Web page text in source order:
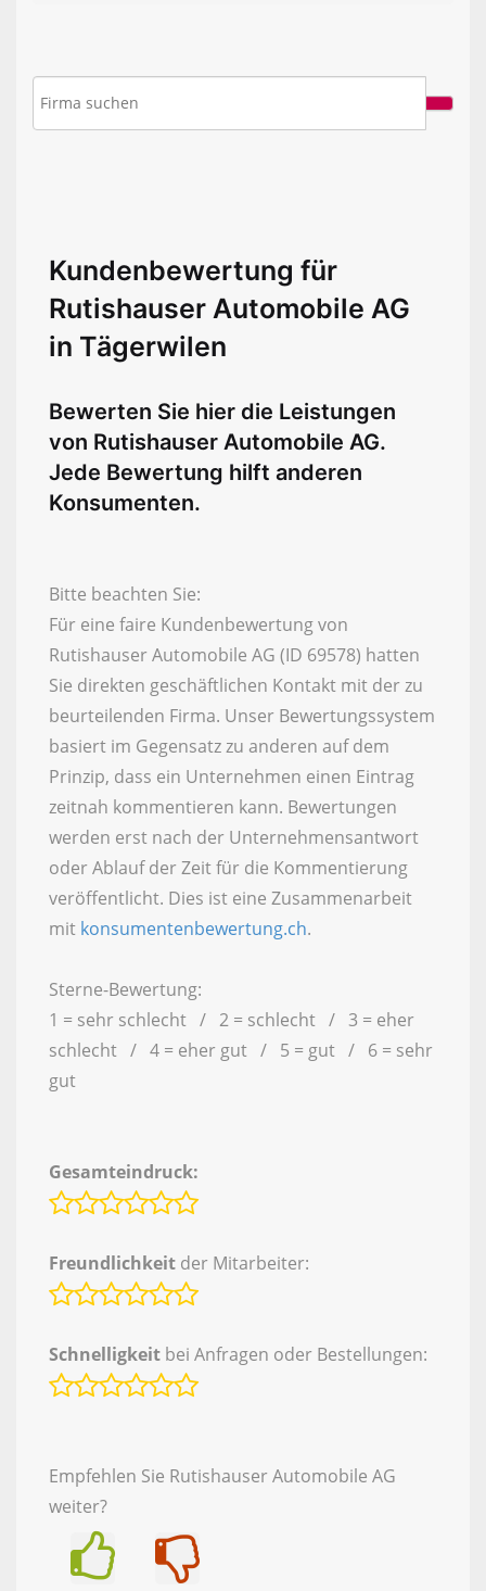
Kundenbewertung für
Rutishauser Automobile AG
in Tägerwilen
Bewerten Sie hier die Leistungen
von Rutishauser Automobile AG.
Jede Bewertung hilft anderen
Konsumenten.
Bitte beachten Sie:
Für eine faire Kundenbewertung von
Rutishauser Automobile AG (ID 69578) hatten
Sie direkten geschäftlichen Kontakt mit der zu
beurteilenden Firma. Unser Bewertungssystem
basiert im Gegensatz zu anderen auf dem
Prinzip, dass ein Unternehmen einen Eintrag
zeitnah kommentieren kann. Bewertungen
werden erst nach der Unternehmensantwort
oder Ablauf der Zeit für die Kommentierung
veröffentlicht. Dies ist eine Zusammenarbeit
mit konsumentenbewertung.ch.
Sterne-Bewertung:
1 = sehr schlecht / 2 = schlecht / 3 = eher
schlecht / 4 = eher gut / 5 = gut / 6 = sehr
gut
Gesamteindruck:
Freundlichkeit der Mitarbeiter:
Schnelligkeit bei Anfragen oder Bestellungen:
Empfehlen Sie Rutishauser Automobile AG
weiter?